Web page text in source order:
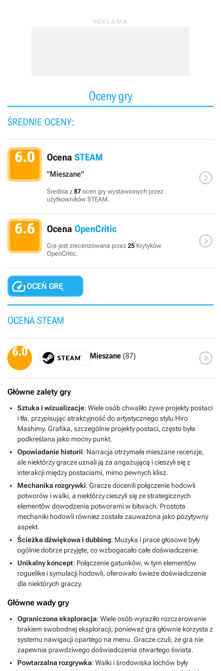
Oceny gry
ŚREDNIE OCENY:
6.0 Ocena STEAM
"Mieszane"
Średnia z 87 ocen gry wystawionych przez
użytkowników STEAM.

6.6 Ocena OpenCritic
Gra jest zrecenzowana przez 25 Krytyków
OpenCritic.

OCEŃ GRĘ
OCENA STEAM
6.0 Mieszane (87) 
Główne zalety gry
Sztuka i wizualizacje: Wiele osób chwaliło żywe projekty postaci
i tła, przypisując atrakcyjność do artystycznego stylu Hiro
Mashimy. Grafika, szczególnie projekty postaci, często była
podkreślana jako mocny punkt.
Opowiadanie historii: Narracja otrzymała mieszane recenzje,
ale niektórzy gracze uznali ją za angażującą i cieszyli się z
interakcji między postaciami, mimo pewnych klisz.
Mechanika rozgrywki: Gracze docenili połączenie hodowli
potworów i walki, a niektórzy cieszyli się ze strategicznych
elementów dowodzenia potworami w bitwach. Prostota
mechaniki hodowli również została zauważona jako pozytywny
aspekt.
Ścieżka dźwiękowa i dubbing: Muzyka i prace głosowe były
ogólnie dobrze przyjęte, co wzbogacało całe doświadczenie.
Unikalny koncept: Połączenie gatunków, w tym elementów
roguelike i symulacji hodowli, oferowało świeże doświadczenie
dla niektórych graczy.
Główne wady gry
Ograniczona eksploracja: Wiele osób wyraziło rozczarowanie
brakiem swobodnej eksploracji, ponieważ gra głównie korzysta z
systemu nawigacji opartego na menu. Gracze czuli, że gra nie
zapewnia prawdziwego doświadczenia otwartego świata.
Powtarzalna rozgrywka: Walki i środowiska lochów były